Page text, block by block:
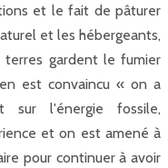
et le fait de pâturer
et les hébergeants,
terres gardent le fumier
est convaincu « on a
sur l'énergie fossile,
et on est amené à
pour continuer à avoir